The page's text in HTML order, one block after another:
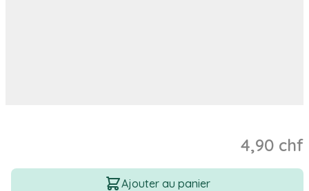
4,90 chf
Quantité
Ajouter au panier